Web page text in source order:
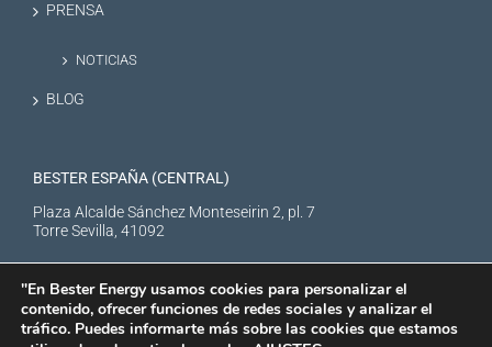
PRENSA
NOTICIAS
BLOG
BESTER ESPAÑA (CENTRAL)
Plaza Alcalde Sánchez Monteseirin 2, pl. 7
Torre Sevilla, 41092
"En Bester Energy usamos cookies para personalizar el
contenido, ofrecer funciones de redes sociales y analizar el
tráfico. Puedes informarte más sobre las cookies que estamos